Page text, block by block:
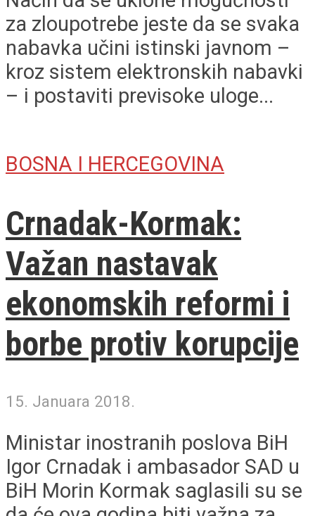
za zloupotrebe jeste da se svaka
nabavka učini istinski javnom –
kroz sistem elektronskih nabavki
– i postaviti previsoke uloge...
BOSNA I HERCEGOVINA
Crnadak-Kormak:
Važan nastavak
ekonomskih reformi i
borbe protiv korupcije
15. Januara 2018.
Ministar inostranih poslova BiH
Igor Crnadak i ambasador SAD u
BiH Morin Kormak saglasili su se